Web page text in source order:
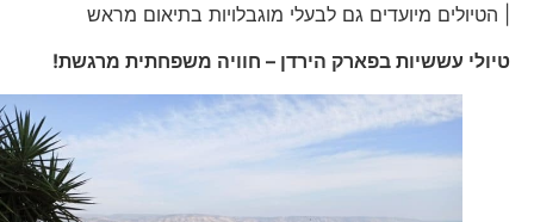
| הטיולים מיועדים גם לבעלי מוגבלויות בתיאום מראש
טיולי עששיות בפארק הירדן – חוויה משפחתית מרגשת!